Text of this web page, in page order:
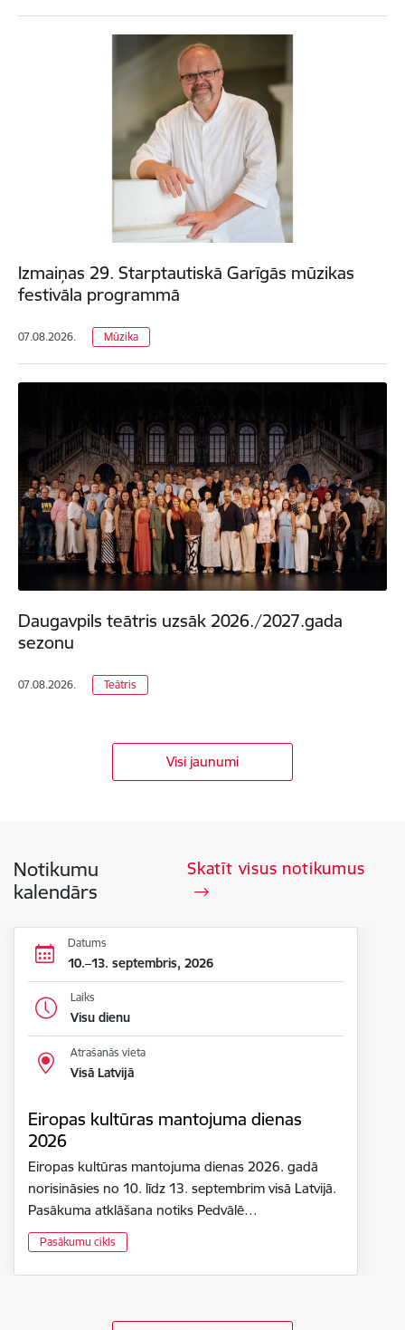
Izmaiņas 29. Starptautiskā Garīgās mūzikas
festivāla programmā
07.08.2026. Mūzika
Daugavpils teātris uzsāk 2026./2027.gada
sezonu
07.08.2026. Teātris
Visi jaunumi
Notikumu
kalendārs
Skatīt visus notikumus
Datums
10.–13. septembris, 2026
Laiks
Visu dienu
Atrašanās vieta
Visā Latvijā
Eiropas kultūras mantojuma dienas
2026
Eiropas kultūras mantojuma dienas 2026. gadā
norisināsies no 10. līdz 13. septembrim visā Latvijā.
Pasākuma atklāšana notiks Pedvālē…
Pasākumu cikls